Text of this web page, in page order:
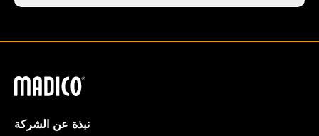
ماديكو
نبذة عن الشركة